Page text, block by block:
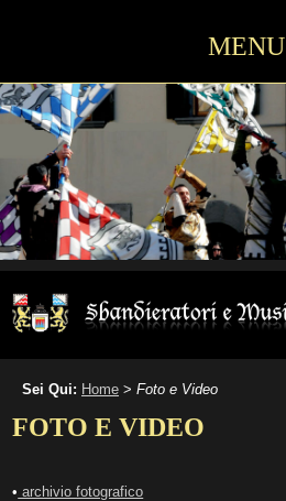
MENU
Sei Qui: Home > Foto e Video
FOTO E VIDEO
• archivio fotografico